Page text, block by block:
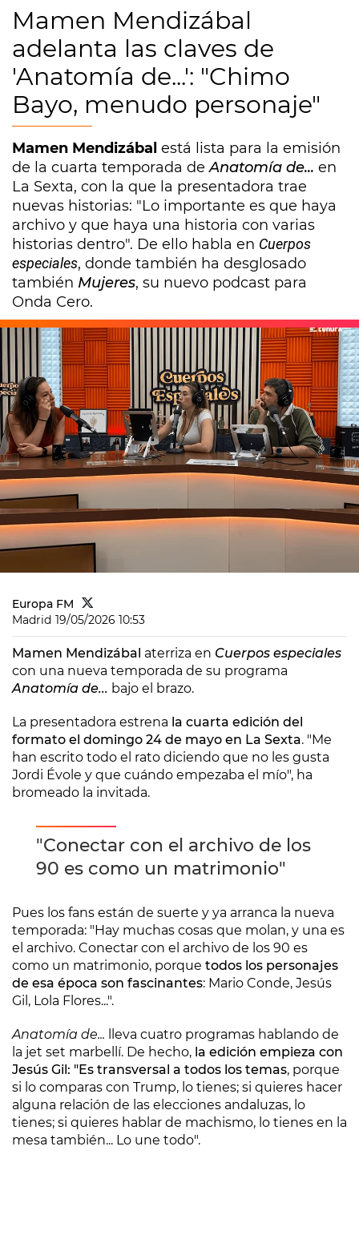
Mamen Mendizábal
adelanta las claves de
'Anatomía de...': "Chimo
Bayo, menudo personaje"
Mamen Mendizábal está lista para la emisión
de la cuarta temporada deAnatomía de... en
La Sexta, con la que la presentadora trae
nuevas historias: "Lo importante es que haya
archivo y que haya una historia con varias
historias dentro". De ello habla en Cuerpos
especiales, donde también ha desglosado
también Mujeres, su nuevo podcast para
Onda Cero.
Europa FM
Madrid 19/05/2026 10:53
Mamen Mendizábal aterriza en Cuerpos especiales
con una nueva temporada de su programa
Anatomía de... bajo el brazo.
La presentadora estrena la cuarta edición del
formato el domingo 24 de mayo en La Sexta. "Me
han escrito todo el rato diciendo que no les gusta
Jordi Évole y que cuándo empezaba el mío", ha
bromeado la invitada.
"Conectar con el archivo de los
90 es como un matrimonio"
Pues los fans están de suerte y ya arranca la nueva
temporada: "Hay muchas cosas que molan, y una es
el archivo. Conectar con el archivo de los 90 es
como un matrimonio, porque todos los personajes
de esa época son fascinantes: Mario Conde, Jesús
Gil, Lola Flores...".
Anatomía de... lleva cuatro programas hablando de
la jet set marbellí. De hecho, la edición empieza con
Jesús Gil: "Es transversal a todos los temas, porque
si lo comparas con Trump, lo tienes; si quieres hacer
alguna relación de las elecciones andaluzas, lo
tienes; si quieres hablar de machismo, lo tienes en la
mesa también... Lo une todo".